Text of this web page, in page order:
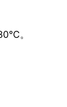
。